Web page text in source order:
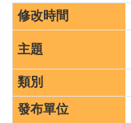
人
事
徵
聘
學
校